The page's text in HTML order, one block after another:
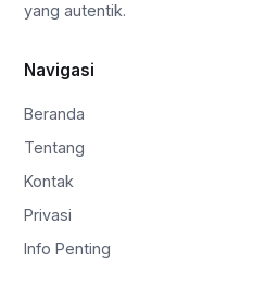
yang autentik.
Navigasi
Beranda
Tentang
Kontak
Privasi
Info Penting